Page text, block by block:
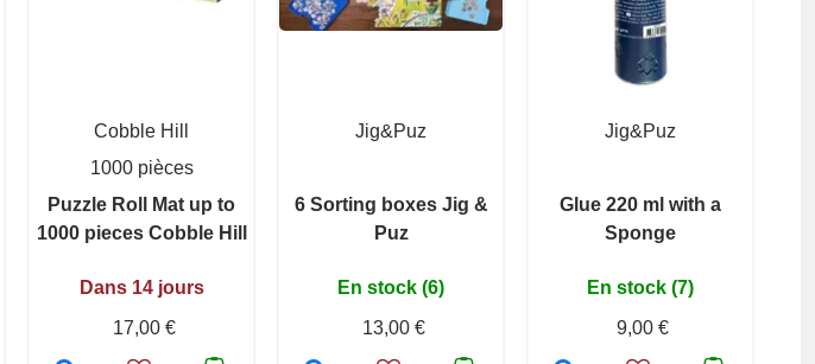
Cobble Hill
1000 pièces
Puzzle Roll Mat up to
1000 pieces Cobble Hill
Dans 14 jours
17,00 €
Jig&Puz
6 Sorting boxes Jig &
Puz
En stock (6)
13,00 €
Jig&Puz
Glue 220 ml with a
Sponge
En stock (7)
9,00 €